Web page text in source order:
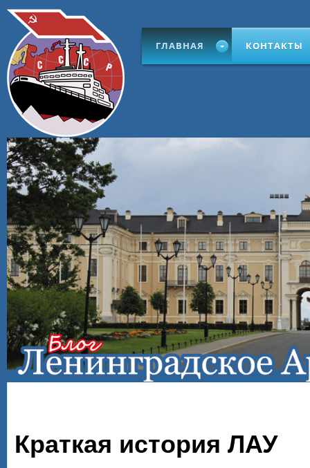
ГЛАВНАЯ КОНТАКТЫ
Краткая история ЛАУ